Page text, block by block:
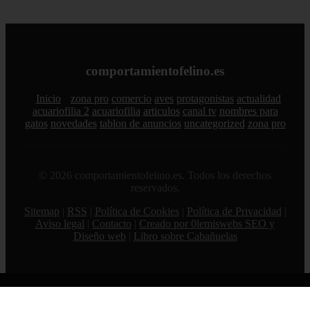
comportamientofelino.es
Inicio zona pro comercio aves protagonistas actualidad
acuariofilia 2 acuariofilia articulos canal tv nombres para
gatos novedades tablon de anuncios uncategorized zona pro
© 2026 comportamientofelino.es. Todos los derechos
reservados.
Sitemap
RSS Política de Cookies Política de Privacidad
Aviso legal
Contacto
Creado por 0lemiswebs SEO y
Diseño web
Libro sobre Cabañuelas